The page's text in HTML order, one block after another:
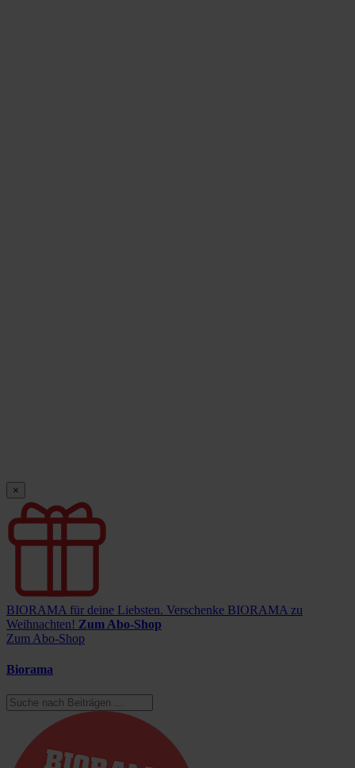
×
BIORAMA für deine Liebsten. Verschenke BIORAMA zu
Weihnachten! Zum Abo-Shop
Zum Abo-Shop
Biorama